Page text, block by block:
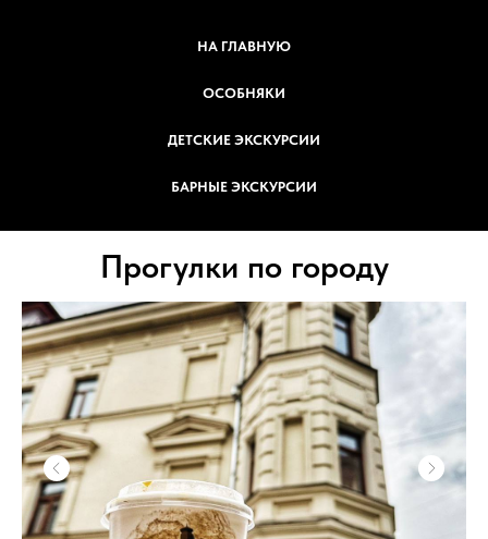
НА ГЛАВНУЮ
ОСОБНЯКИ
ДЕТСКИЕ ЭКСКУРСИИ
БАРНЫЕ ЭКСКУРСИИ
Прогулки по городу